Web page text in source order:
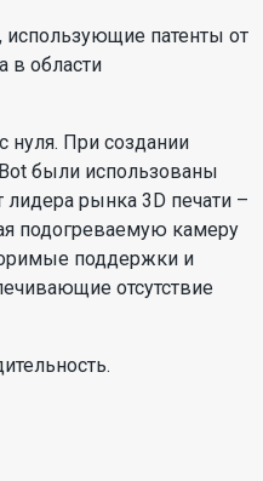
патенты от
в области
нуля. При создании
были использованы
рынка 3D печати –
подогреваемую камеру
поддержки и
отсутствие